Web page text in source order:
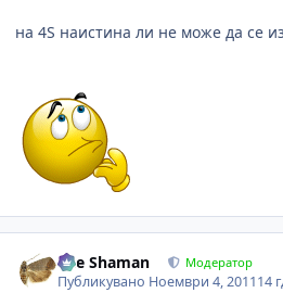
на 4S наистина ли не може да се
The Shaman Модератор
Публикувано Ноември 4, 201114